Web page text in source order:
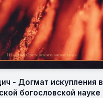
- Догмат искупления в
богословской науке